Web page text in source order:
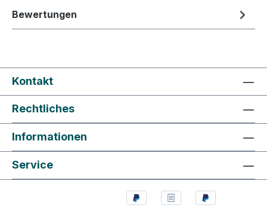
Bewertungen
Kontakt
Rechtliches
Informationen
Service